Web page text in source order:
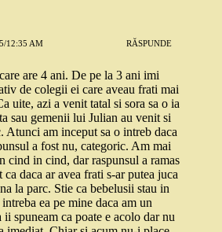
12:35 AM RĂSPUNDE
are 4 ani. De pe la 3 ani imi
de colegii ei care aveau frati mai
uite, azi a venit tatal si sora sa o ia
sau gemenii lui Julian au venit si
Atunci am inceput sa o intreb daca
a fost nu, categoric. Am mai
cind in cind, dar raspunsul a ramas
daca ar avea frati s-ar putea juca
la parc. Stie ca bebelusii stau in
ea pe mine daca am un
spuneam ca poate e acolo dar nu